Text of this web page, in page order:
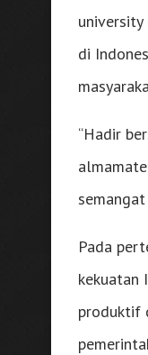
university
di
“Hadir
Pada
kekuatan
produktif